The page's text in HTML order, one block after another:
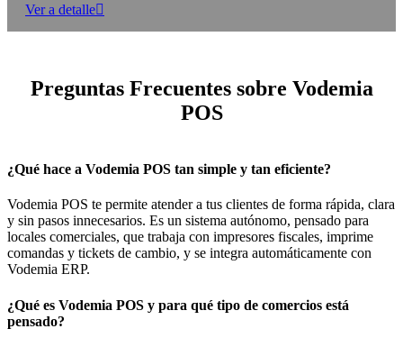
Ver a detalle
Preguntas Frecuentes sobre Vodemia
POS
¿Qué hace a Vodemia POS tan simple y tan eficiente?
Vodemia POS te permite atender a tus clientes de forma rápida, clara
y sin pasos innecesarios. Es un sistema autónomo, pensado para
locales comerciales, que trabaja con impresores fiscales, imprime
comandas y tickets de cambio, y se integra automáticamente con
Vodemia ERP.
¿Qué es Vodemia POS y para qué tipo de comercios está
pensado?